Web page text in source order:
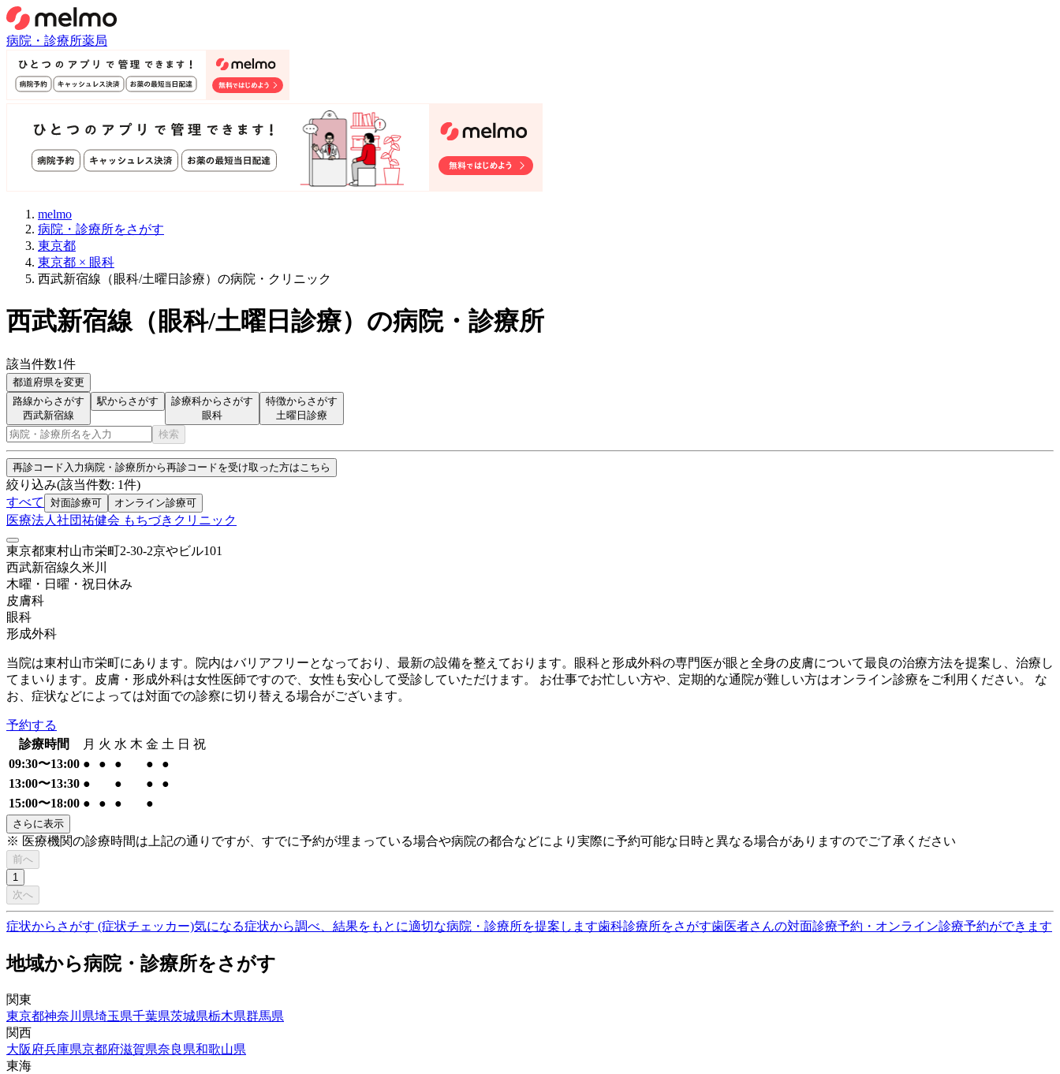
病院・診療所薬局
melmo
病院・診療所をさがす
東京都
東京都 × 眼科
西武新宿線（眼科/土曜日診療）の病院・クリニック
西武新宿線（ 眼科/土曜日診療） の病院・診療所
該当件数1件
都道府県を変更
路線からさがす
西武新宿線
駅からさがす
診療科からさがす
眼科
特徴からさがす
土曜日診療
検索
再診コード入力病院・診療所から再診コードを受け取った方はこちら
絞り込み(該当件数: 1件)
すべて
対面診療可 オンライン診療可
医療法人社団祐健会 もちづきクリニック
東京都東村山市栄町2-30-2京やビル101
西武新宿線久米川
木曜・日曜・祝日 休み
皮膚科
眼科
形成外科
当院は東村山市栄町にあります。院内はバリアフリーとなっており、最新の設備を整えております。眼科と形成外科の専門医が眼と全身の皮膚について最良の治療方法を提案し、治療し
てまいります。皮膚・形成外科は女性医師ですので、女性も安心して受診していただけます。 お仕事でお忙しい方や、定期的な通院が難しい方はオンライン診療をご利用ください。 な
お、症状などによっては対面での診察に切り替える場合がございます。
予約する
診療時間
月 火 水 木 金 土 日 祝
09:30〜13:00 ● ● ● ●
●
13:00〜13:30 ● ● ●
●
15:00〜18:00 ● ● ● ●
さらに表示
※ 医療機関の診療時間は上記の通りですが、すでに予約が埋まっている場合や病院の都合などにより実際に予約可能な日時と異なる場合がありますのでご了承ください
前へ
1
次へ
症状からさがす (症状チェッカー)気になる症状から調べ、結果をもとに適切な病院・診療所を提案します歯科診療所をさがす歯医者さんの対面診療予約・オンライン診療予約ができます
地域から病院・診療所をさがす
関東
東京都神奈川県埼玉県千葉県茨城県栃木県群馬県
関西
大阪府兵庫県京都府滋賀県奈良県和歌山県
東海